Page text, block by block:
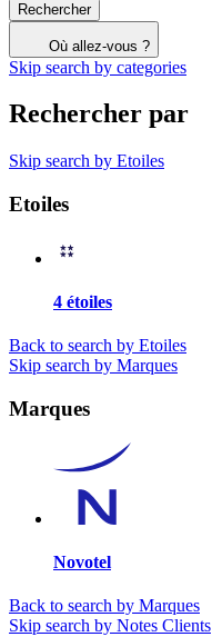
Rechercher
Où allez-vous ?
Skip search by categories
Rechercher par
Skip search by Etoiles
Etoiles
4 étoiles
Back to search by Etoiles
Skip search by Marques
Marques
Novotel
Back to search by Marques
Skip search by Notes Clients